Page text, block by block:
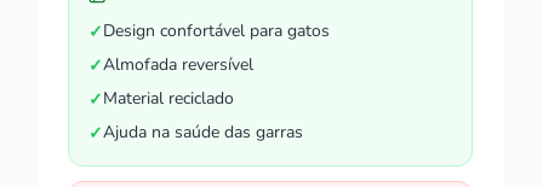
✓Design confortável para gatos
✓Almofada reversível
✓Material reciclado
✓Ajuda na saúde das garras